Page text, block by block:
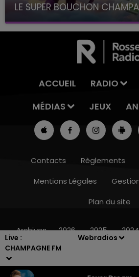
Live :
CHAMPAGNE FM
Webradios
19h00 - 19h15
LE SUPER BOUCHON
avec La Famille Champagne FM,
ACCUEIL RADIO
MÉDIAS
JEUX
Contacts Règlements
Mentions Légales
Plan du site
Archives 2026 2025 2024